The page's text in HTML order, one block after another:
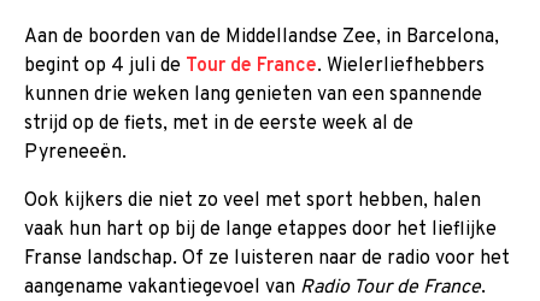
Aan de boorden van de Middellandse Zee, in Barcelona,
begint op 4 juli de Tour de France. Wielerliefhebbers
kunnen drie weken lang genieten van een spannende
strijd op de fiets, met in de eerste week al de
Pyreneeën.
Ook kijkers die niet zo veel met sport hebben, halen
vaak hun hart op bij de lange etappes door het lieflijke
Franse landschap. Of ze luisteren naar de radio voor het
aangename vakantiegevoel van Radio Tour de France.